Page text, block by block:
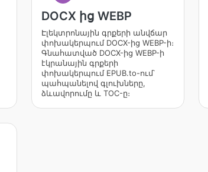
DOCX ից WEBP
Էլեկտրոնային գրքերի անվճար
փոխակերպում DOCX-ից WEBP-ի։
Գնահատված DOCX-ից WEBP-ի
էկրանային գրքերի
փոխակերպում EPUB.to-ում՝
պահպանելով գլուխները,
ձևավորումը և TOC-ը։